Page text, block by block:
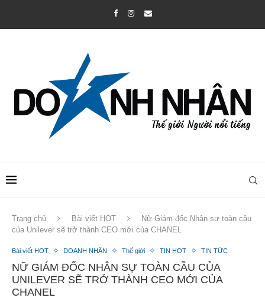
Trang chủ Bài viết HOT
Nữ Giám đốc Nhân sự toàn cầu
của Unilever sẽ trở thành CEO mới của CHANEL
Bài viết HOT DOANH NHÂN Thế giới TIN HOT TIN TỨC
NỮ GIÁM ĐỐC NHÂN SỰ TOÀN CẦU CỦA
UNILEVER SẼ TRỞ THÀNH CEO MỚI CỦA
CHANEL